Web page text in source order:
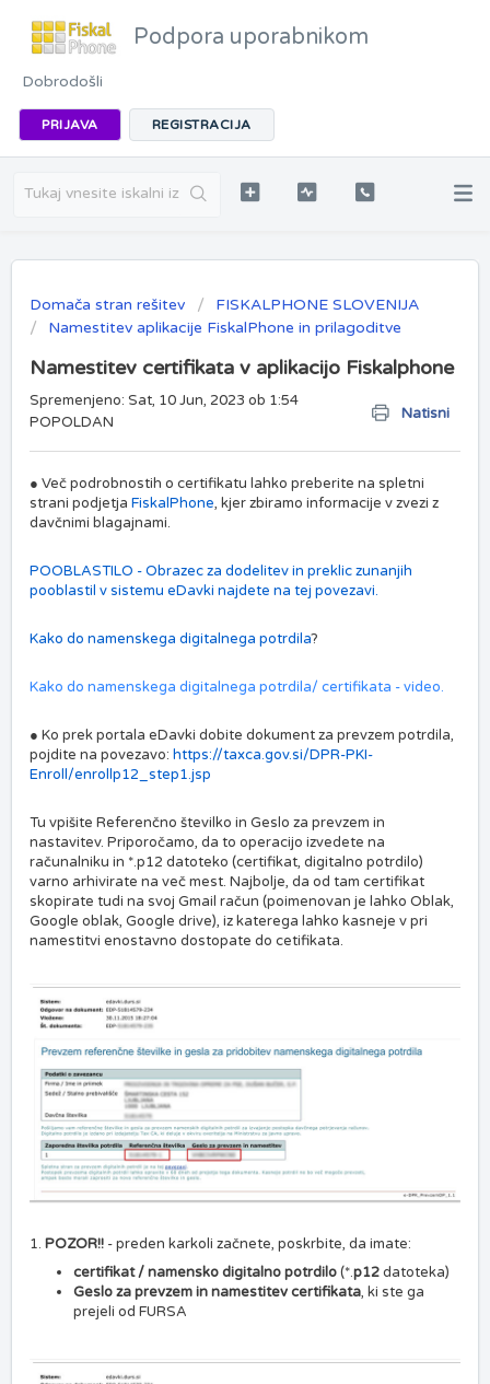
Podpora uporabnikom
Dobrodošli
PRIJAVA REGISTRACIJA
Domača stran rešitev
FISKALPHONE SLOVENIJA
Namestitev aplikacije FiskalPhone in prilagoditve
Namestitev certifikata v aplikacijo Fiskalphone
Natisni
Spremenjeno: Sat, 10 Jun, 2023 ob 1:54
POPOLDAN
● Več podrobnostih o certifikatu lahko preberite na spletni
strani podjetja FiskalPhone, kjer zbiramo informacije v zvezi z
davčnimi blagajnami.
POOBLASTILO - Obrazec za dodelitev in preklic zunanjih
pooblastil v sistemu eDavki najdete na tej povezavi.
Kako do namenskega digitalnega potrdila?
Kako do namenskega digitalnega potrdila/ certifikata - video.
● Ko prek portala eDavki dobite dokument za prevzem potrdila,
pojdite na povezavo: https://taxca.gov.si/DPR-PKI-
Enroll/enrollp12_step1.jsp
Tu vpišite Referenčno številko in Geslo za prevzem in
nastavitev. Priporočamo, da to operacijo izvedete na
računalniku in *.p12 datoteko (certifikat, digitalno potrdilo)
varno arhivirate na več mest. Najbolje, da od tam certifikat
skopirate tudi na svoj Gmail račun (poimenovan je lahko Oblak,
Google oblak, Google drive), iz katerega lahko kasneje v pri
namestitvi enostavno dostopate do cetifikata.
1. POZOR!! - preden karkoli začnete, poskrbite, da imate:
certifikat / namensko digitalno potrdilo(*.p12datoteka)
Geslo za prevzem in namestitev certifikata, ki ste ga
prejeli od FURSA